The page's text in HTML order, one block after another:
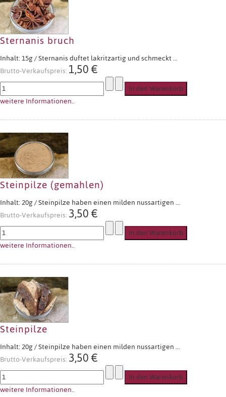
Sternanis bruch
Inhalt: 15g / Sternanis duftet lakritzartig und schmeckt ...
Brutto-Verkaufspreis:1,50 €
weitere Informationen..
Steinpilze (gemahlen)
Inhalt: 20g / Steinpilze haben einen milden nussartigen ...
Brutto-Verkaufspreis:3,50 €
weitere Informationen..
Steinpilze
Inhalt: 20g / Steinpilze haben einen milden nussartigen ...
Brutto-Verkaufspreis:3,50 €
weitere Informationen..